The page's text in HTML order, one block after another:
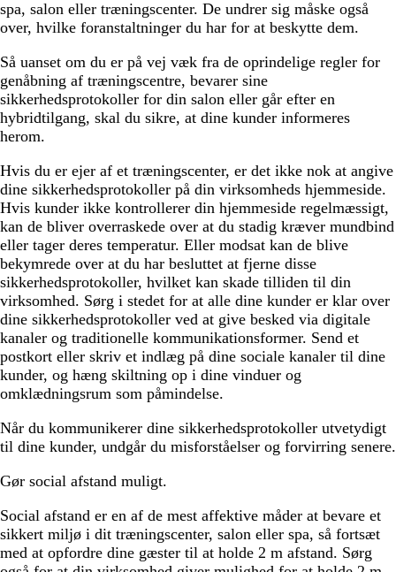
spa, salon eller træningscenter. De undrer sig måske også
over, hvilke foranstaltninger du har for at beskytte dem.
Så uanset om du er på vej væk fra de oprindelige regler for
genåbning af træningscentre, bevarer sine
sikkerhedsprotokoller for din salon eller går efter en
hybridtilgang, skal du sikre, at dine kunder informeres
herom.
Hvis du er ejer af et træningscenter, er det ikke nok at angive
dine sikkerhedsprotokoller på din virksomheds hjemmeside.
Hvis kunder ikke kontrollerer din hjemmeside regelmæssigt,
kan de bliver overraskede over at du stadig kræver mundbind
eller tager deres temperatur. Eller modsat kan de blive
bekymrede over at du har besluttet at fjerne disse
sikkerhedsprotokoller, hvilket kan skade tilliden til din
virksomhed. Sørg i stedet for at alle dine kunder er klar over
dine sikkerhedsprotokoller ved at give besked via digitale
kanaler og traditionelle kommunikationsformer. Send et
postkort eller skriv et indlæg på dine sociale kanaler til dine
kunder, og hæng skiltning op i dine vinduer og
omklædningsrum som påmindelse.
Når du kommunikerer dine sikkerhedsprotokoller utvetydigt
til dine kunder, undgår du misforståelser og forvirring senere.
Gør social afstand muligt.
Social afstand er en af de mest affektive måder at bevare et
sikkert miljø i dit træningscenter, salon eller spa, så fortsæt
med at opfordre dine gæster til at holde 2 m afstand. Sørg